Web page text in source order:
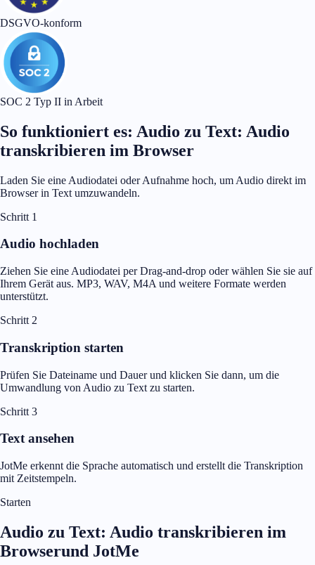
DSGVO-konform
SOC 2 Typ II in Arbeit
So funktioniert es: Audio zu Text: Audio
transkribieren im Browser
Laden Sie eine Audiodatei oder Aufnahme hoch, um Audio direkt im
Browser in Text umzuwandeln.
Schritt 1
Audio hochladen
Ziehen Sie eine Audiodatei per Drag-and-drop oder wählen Sie sie auf
Ihrem Gerät aus. MP3, WAV, M4A und weitere Formate werden
unterstützt.
Schritt 2
Transkription starten
Prüfen Sie Dateiname und Dauer und klicken Sie dann, um die
Umwandlung von Audio zu Text zu starten.
Schritt 3
Text ansehen
JotMe erkennt die Sprache automatisch und erstellt die Transkription
mit Zeitstempeln.
Starten
Audio zu Text: Audio transkribieren im
Browserund JotMe